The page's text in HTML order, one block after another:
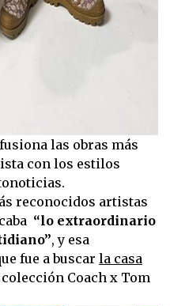
las obras más
con los estilos
reconocidos artistas
“lo extraordinario
, y esa
fue a buscar la casa
Coach x Tom